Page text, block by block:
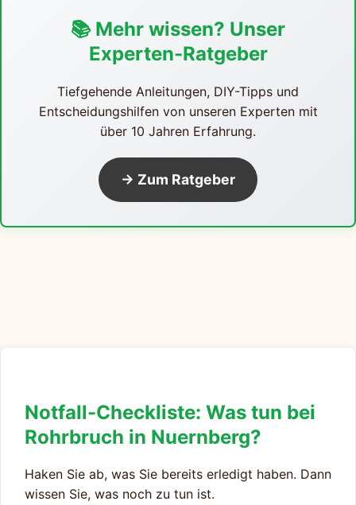
📚 Mehr wissen? Unser
Experten-Ratgeber
Tiefgehende Anleitungen, DIY-Tipps und
Entscheidungshilfen von unseren Experten mit
über 10 Jahren Erfahrung.
→ Zum Ratgeber
Notfall-Checkliste: Was tun bei
Rohrbruch in Nuernberg?
Haken Sie ab, was Sie bereits erledigt haben. Dann
wissen Sie, was noch zu tun ist.